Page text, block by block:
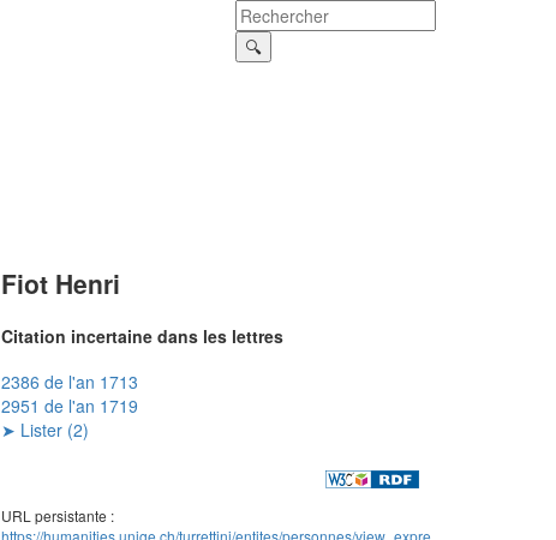
Fiot Henri
Citation incertaine dans les lettres
2386 de l'an 1713
2951 de l'an 1719
➤ Lister (2)
URL persistante :
https://humanities.unige.ch/turrettini/entites/personnes/view_expre